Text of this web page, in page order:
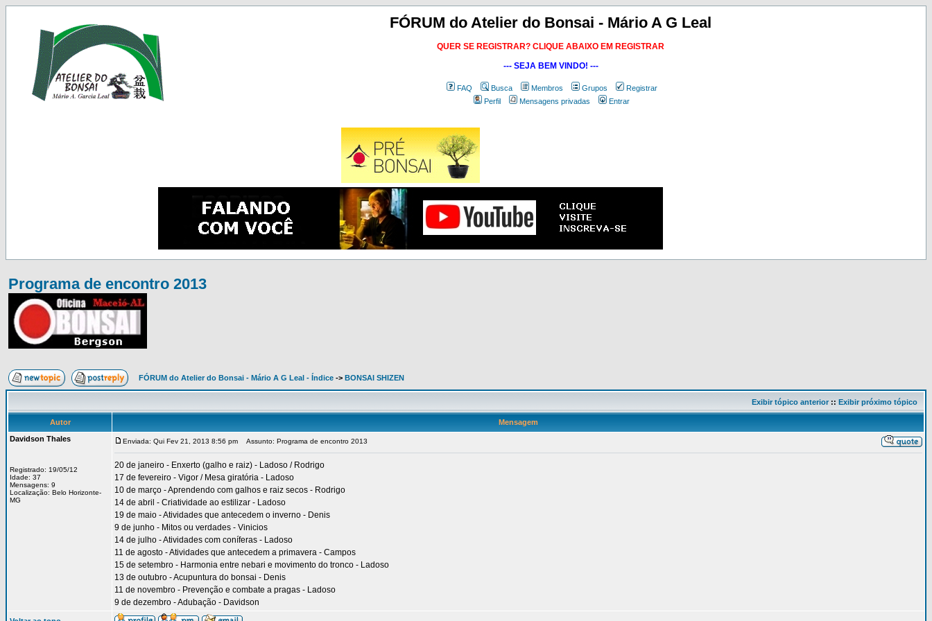
FÓRUM do Atelier do Bonsai - Mário A G Leal
QUER SE REGISTRAR? CLIQUE ABAIXO EM REGISTRAR
--- SEJA BEM VINDO! ---
FAQ Busca Membros Grupos
Registrar
Perfil
Mensagens privadas Entrar
Programa de encontro 2013
FÓRUM do Atelier do Bonsai - Mário A G Leal - Índice -> BONSAI SHIZEN
Exibir tópico anterior:: Exibir próximo tópico
Autor
Mensagem
Davidson Thales
Registrado: 19/05/12
Idade: 37
Mensagens: 9
Localização: Belo Horizonte-
MG
Enviada: Qui Fev 21, 2013 8:56 pm Assunto: Programa de encontro 2013
20 de janeiro - Enxerto (galho e raiz) - Ladoso / Rodrigo
17 de fevereiro - Vigor / Mesa giratória - Ladoso
10 de março - Aprendendo com galhos e raiz secos - Rodrigo
14 de abril - Criatividade ao estilizar - Ladoso
19 de maio - Atividades que antecedem o inverno - Denis
9 de junho - Mitos ou verdades - Vinicios
14 de julho - Atividades com coníferas - Ladoso
11 de agosto - Atividades que antecedem a primavera - Campos
15 de setembro - Harmonia entre nebari e movimento do tronco - Ladoso
13 de outubro - Acupuntura do bonsai - Denis
11 de novembro - Prevenção e combate a pragas - Ladoso
9 de dezembro - Adubação - Davidson